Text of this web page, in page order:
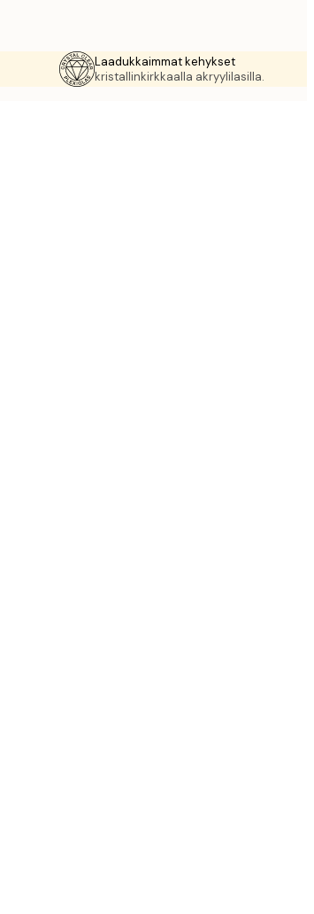
Laadukkaimmat kehykset
kristallinkirkkaalla akryylilasilla.